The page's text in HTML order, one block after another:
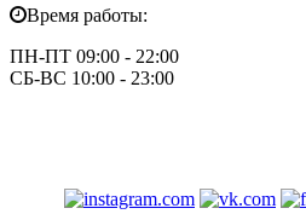
Время работы:
ПН-ПТ 09:00 - 22:00
СБ-ВС 10:00 - 23:00